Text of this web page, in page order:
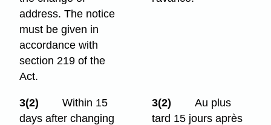
address. The notice
must be given in
accordance with
section 219 of the
Act.
3(2)
Within 15
days after changing
3(2)
Au plus
tard 15 jours après